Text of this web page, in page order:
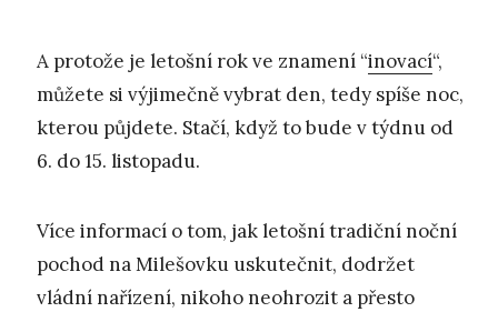
A protože je letošní rok ve znamení “inovací“,
můžete si výjimečně vybrat den, tedy spíše noc,
kterou půjdete. Stačí, když to bude v týdnu od
6. do 15. listopadu.
Více informací o tom, jak letošní tradiční noční
pochod na Milešovku uskutečnit, dodržet
vládní nařízení, nikoho neohrozit a přesto